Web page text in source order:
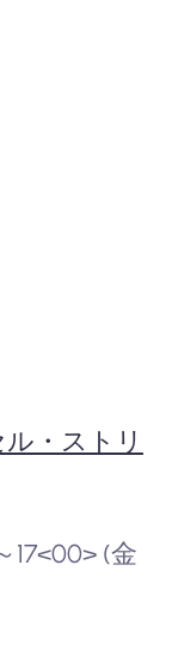
・ストリ
17<00> (金